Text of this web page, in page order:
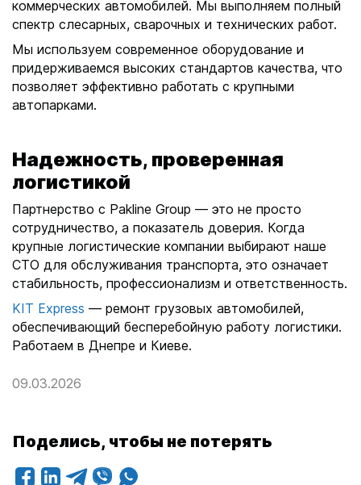
коммерческих автомобилей. Мы выполняем полный
спектр слесарных, сварочных и технических работ.
Мы используем современное оборудование и
придерживаемся высоких стандартов качества, что
позволяет эффективно работать с крупными
автопарками.
Надежность, проверенная
логистикой
Партнерство с Pakline Group — это не просто
сотрудничество, а показатель доверия. Когда
крупные логистические компании выбирают наше
СТО для обслуживания транспорта, это означает
стабильность, профессионализм и ответственность.
KIT Express — ремонт грузовых автомобилей,
обеспечивающий бесперебойную работу логистики.
Работаем в Днепре и Киеве.
09.03.2026
Поделись, чтобы не потерять